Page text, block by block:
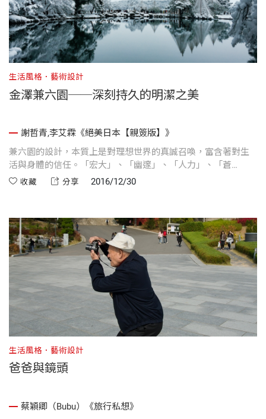
生活風格．藝術設計
金澤兼六園──深刻持久的明潔之美
謝哲青,李艾霖《絕美日本【親簽版】》
兼六園的設計，本質上是對理想世界的真誠召喚，富含著對生
活與身體的信任。「宏大」、「幽邃」、「人力」、「蒼
古」、「水泉」、「眺望」具備的大名庭園，光是逛完一圈，
收藏 分享 2016/12/30
生活風格．藝術設計
爸爸與鏡頭
蔡穎卿（Bubu）《旅行私想》